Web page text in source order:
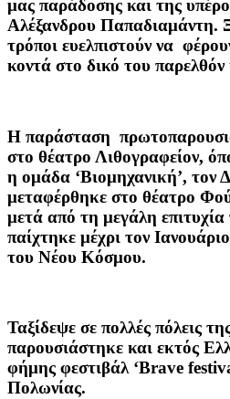
μας παράδοσης και της
Αλέξανδρου Παπαδιαμάντη.
τρόποι ευελπιστούν να
κοντά στο δικό του παρελθόν
Η παράσταση
στο θέατρο Λιθογραφείον,
η ομάδα ‘Βιομηχανική’, τον
μεταφέρθηκε στο θέατρο
μετά από τη μεγάλη
παίχτηκε μέχρι τον
του Νέου Κόσμου.
Ταξίδεψε σε πολλές πόλεις
παρουσιάστηκε και εκτός
φήμης φεστιβάλ ‘Brave
Πολωνίας.